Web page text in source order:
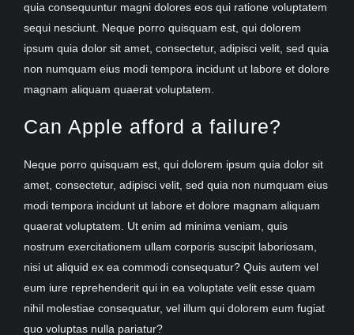
quia consequuntur magni dolores eos qui ratione voluptatem
sequi nesciunt. Neque porro quisquam est, qui dolorem
ipsum quia dolor sit amet, consectetur, adipisci velit, sed quia
non numquam eius modi tempora incidunt ut labore et dolore
magnam aliquam quaerat voluptatem.
Can Apple afford a failure?
Neque porro quisquam est, qui dolorem ipsum quia dolor sit
amet, consectetur, adipisci velit, sed quia non numquam eius
modi tempora incidunt ut labore et dolore magnam aliquam
quaerat voluptatem. Ut enim ad minima veniam, quis
nostrum exercitationem ullam corporis suscipit laboriosam,
nisi ut aliquid ex ea commodi consequatur? Quis autem vel
eum iure reprehenderit qui in ea voluptate velit esse quam
nihil molestiae consequatur, vel illum qui dolorem eum fugiat
quo voluptas nulla pariatur?